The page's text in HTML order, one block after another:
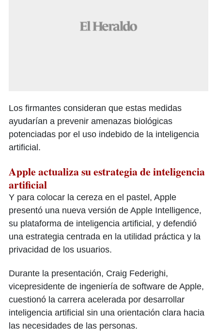
Los firmantes consideran que estas medidas
ayudarían a prevenir amenazas biológicas
potenciadas por el uso indebido de la inteligencia
artificial.
Apple actualiza su estrategia de inteligencia
artificial
Y para colocar la cereza en el pastel, Apple
presentó una nueva versión de Apple Intelligence,
su plataforma de inteligencia artificial, y defendió
una estrategia centrada en la utilidad práctica y la
privacidad de los usuarios.
Durante la presentación, Craig Federighi,
vicepresidente de ingeniería de software de Apple,
cuestionó la carrera acelerada por desarrollar
inteligencia artificial sin una orientación clara hacia
las necesidades de las personas.